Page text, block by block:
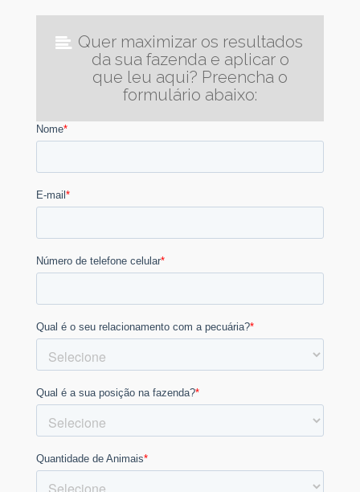
Quer maximizar os resultados
da sua fazenda e aplicar o
que leu aqui? Preencha o
formulário abaixo: